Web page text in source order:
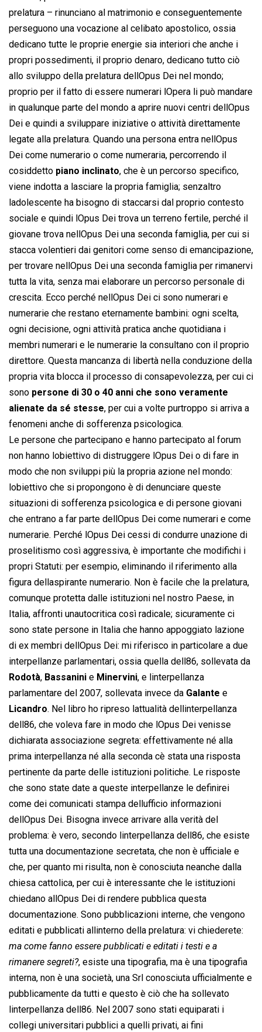
prelatura – rinunciano al matrimonio e conseguentemente
perseguono una vocazione al celibato apostolico, ossia
dedicano tutte le proprie energie sia interiori che anche i
propri possedimenti, il proprio denaro, dedicano tutto ciò
allo sviluppo della prelatura dellOpus Dei nel mondo;
proprio per il fatto di essere numerari lOpera li può mandare
in qualunque parte del mondo a aprire nuovi centri dellOpus
Dei e quindi a sviluppare iniziative o attività direttamente
legate alla prelatura. Quando una persona entra nellOpus
Dei come numerario o come numeraria, percorrendo il
cosiddetto piano inclinato, che è un percorso specifico,
viene indotta a lasciare la propria famiglia; senzaltro
ladolescente ha bisogno di staccarsi dal proprio contesto
sociale e quindi lOpus Dei trova un terreno fertile, perché il
giovane trova nellOpus Dei una seconda famiglia, per cui si
stacca volentieri dai genitori come senso di emancipazione,
per trovare nellOpus Dei una seconda famiglia per rimanervi
tutta la vita, senza mai elaborare un percorso personale di
crescita. Ecco perché nellOpus Dei ci sono numerari e
numerarie che restano eternamente bambini: ogni scelta,
ogni decisione, ogni attività pratica anche quotidiana i
membri numerari e le numerarie la consultano con il proprio
direttore. Questa mancanza di libertà nella conduzione della
propria vita blocca il processo di consapevolezza, per cui ci
sono persone di 30 o 40 anni che sono veramente
alienate da sé stesse, per cui a volte purtroppo si arriva a
fenomeni anche di sofferenza psicologica.
Le persone che partecipano e hanno partecipato al forum
non hanno lobiettivo di distruggere lOpus Dei o di fare in
modo che non sviluppi più la propria azione nel mondo:
lobiettivo che si propongono è di denunciare queste
situazioni di sofferenza psicologica e di persone giovani
che entrano a far parte dellOpus Dei come numerari e come
numerarie. Perché lOpus Dei cessi di condurre unazione di
proselitismo così aggressiva, è importante che modifichi i
propri Statuti: per esempio, eliminando il riferimento alla
figura dellaspirante numerario. Non è facile che la prelatura,
comunque protetta dalle istituzioni nel nostro Paese, in
Italia, affronti unautocritica così radicale; sicuramente ci
sono state persone in Italia che hanno appoggiato lazione
di ex membri dellOpus Dei: mi riferisco in particolare a due
interpellanze parlamentari, ossia quella dell86, sollevata da
Rodotà, Bassanini e Minervini, e linterpellanza
parlamentare del 2007, sollevata invece da Galante e
Licandro. Nel libro ho ripreso lattualità dellinterpellanza
dell86, che voleva fare in modo che lOpus Dei venisse
dichiarata associazione segreta: effettivamente né alla
prima interpellanza né alla seconda cè stata una risposta
pertinente da parte delle istituzioni politiche. Le risposte
che sono state date a queste interpellanze le definirei
come dei comunicati stampa dellufficio informazioni
dellOpus Dei. Bisogna invece arrivare alla verità del
problema: è vero, secondo linterpellanza dell86, che esiste
tutta una documentazione secretata, che non è ufficiale e
che, per quanto mi risulta, non è conosciuta neanche dalla
chiesa cattolica, per cui è interessante che le istituzioni
chiedano allOpus Dei di rendere pubblica questa
documentazione. Sono pubblicazioni interne, che vengono
editati e pubblicati allinterno della prelatura: vi chiederete:
ma come fanno essere pubblicati e editati i testi e a
rimanere segreti?, esiste una tipografia, ma è una tipografia
interna, non è una società, una Srl conosciuta ufficialmente e
pubblicamente da tutti e questo è ciò che ha sollevato
linterpellanza dell86. Nel 2007 sono stati equiparati i
collegi universitari pubblici a quelli privati, ai fini